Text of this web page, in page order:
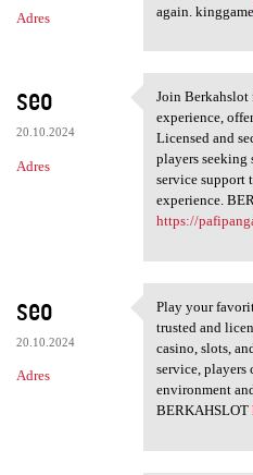
Adres
again. kinggame
seo
20.10.2024
Adres
Join
Join Berkahslot
experience,
Licensed and
players seeking
service support
experience.
https://
seo
20.10.2024
Adres
Play your
Play your
trusted and
casino, slots,
service, players
environment
BERKAHSLOT